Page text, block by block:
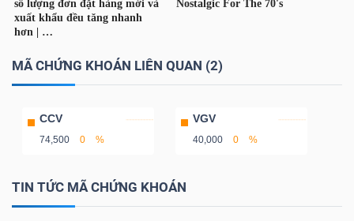
MÃ CHỨNG KHOÁN LIÊN QUAN (2)
CCV
74,500 0 %
VGV
40,000 0 %
TIN TỨC MÃ CHỨNG KHOÁN
THÔNG
TIN
DỊCH
THÔNG